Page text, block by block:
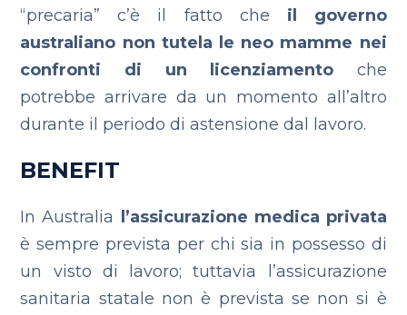
“precaria” c’è il fatto che il governo
australiano non tutela le neo mamme nei
confronti di un licenziamento che
potrebbe arrivare da un momento all’altro
durante il periodo di astensione dal lavoro.
BENEFIT
In Australia
l’assicurazione medica privata
è sempre prevista per chi sia in possesso di
un visto di lavoro; tuttavia l’assicurazione
sanitaria statale non è prevista se non si è